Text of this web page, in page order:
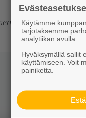
RikuKäytämme
tarjotaksemme
analytiikan avulla.
Hyväksymällä sallit
käyttämiseen. Voit
painiketta.